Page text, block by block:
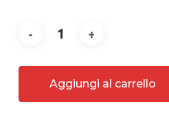
Aggiungi al carrello